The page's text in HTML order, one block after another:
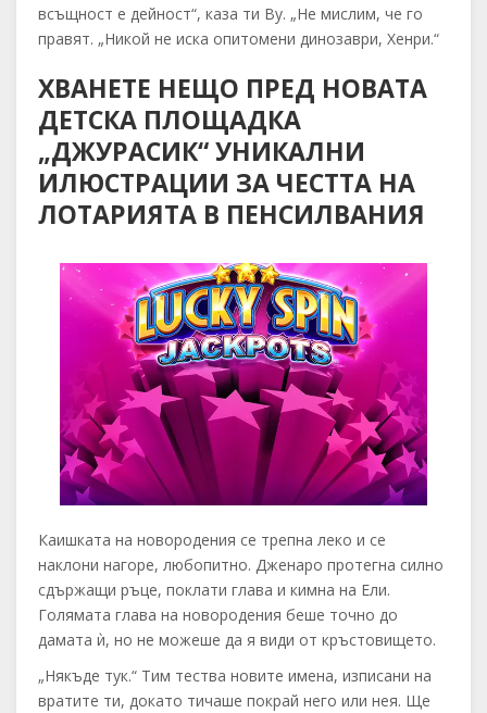
всъщност е дейност“, каза ти Ву. „Не мислим, че го
правят. „Никой не иска опитомени динозаври, Хенри.“
ХВАНЕТЕ НЕЩО ПРЕД НОВАТА
ДЕТСКА ПЛОЩАДКА
„ДЖУРАСИК“ УНИКАЛНИ
ИЛЮСТРАЦИИ ЗА ЧЕСТТА НА
ЛОТАРИЯТА В ПЕНСИЛВАНИЯ
Каишката на новородения се трепна леко и се
наклони нагоре, любопитно. Дженаро протегна силно
сдържащи ръце, поклати глава и кимна на Ели.
Голямата глава на новородения беше точно до
дамата ѝ, но не можеше да я види от кръстовището.
„Някъде тук.“ Тим тества новите имена, изписани на
вратите ти, докато тичаше покрай него или нея. Ще